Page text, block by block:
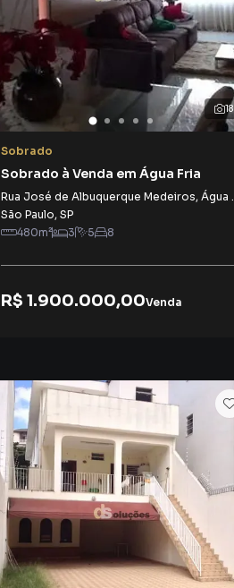
18
Sobrado
Sobrado à Venda em Água Fria
Rua José de Albuquerque Medeiros, Água Fria
São Paulo, SP
480m² 3 5 8
R$ 1.900.000,00Venda